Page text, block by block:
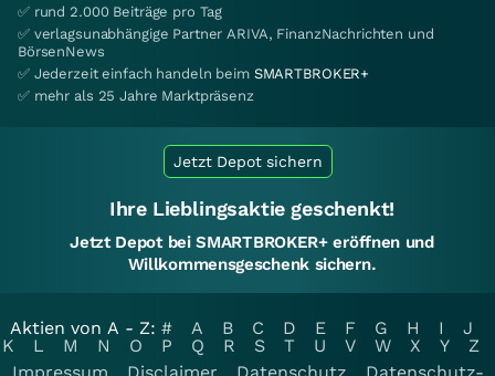
✅ rund 2.000 Beiträge pro Tag
✅ verlagsunabhängige Partner ARIVA, FinanzNachrichten und
BörsenNews
✅ Jederzeit einfach handeln beim SMARTBROKER+
✅ mehr als 25 Jahre Marktpräsenz
Jetzt Depot sichern
Ihre Lieblingsaktie geschenkt!
Jetzt Depot bei SMARTBROKER+ eröffnen und
Willkommensgeschenk sichern.
Aktien von A - Z: # A B C D E F G H I
J
K
L M N O P Q R S T U V W X Y
Z